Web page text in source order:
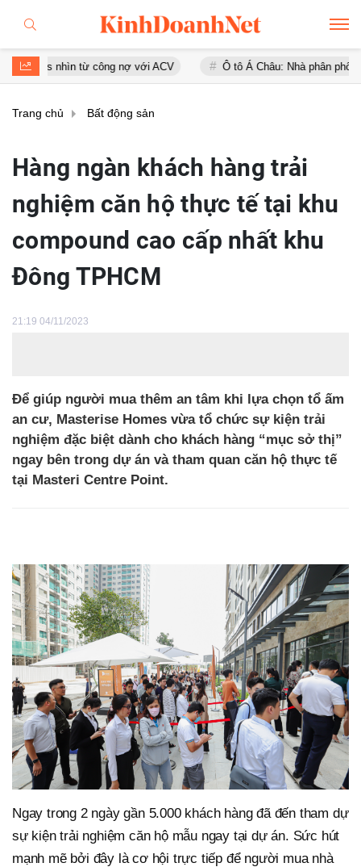
công nợ với ACV Ô tô Á Châu: Nhà phân phối Audi tại Việt Nam
Trang chủ Bất động sản
Hàng ngàn khách hàng trải
nghiệm căn hộ thực tế tại khu
compound cao cấp nhất khu
Đông TPHCM
21:19 04/11/2023
Để giúp người mua thêm an tâm khi lựa chọn tổ ấm
an cư, Masterise Homes vừa tổ chức sự kiện trải
nghiệm đặc biệt dành cho khách hàng “mục sở thị”
ngay bên trong dự án và tham quan căn hộ thực tế
tại Masteri Centre Point.
Ngay trong 2 ngày gần 5.000 khách hàng đã đến tham dự
sự kiện trải nghiệm căn hộ mẫu ngay tại dự án. Sức hút
mạnh mẽ bởi đây là cơ hội trực tiếp để người mua nhà